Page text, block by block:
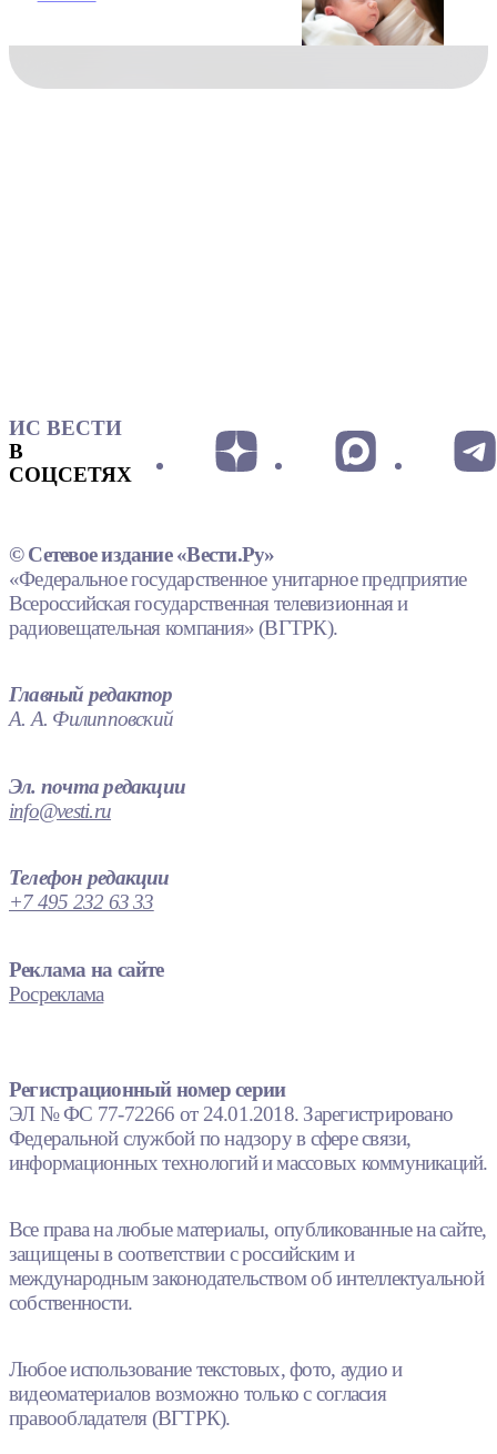
ИС ВЕСТИ
В
СОЦСЕТЯХ
© Сетевое издание «Вести.Ру»
«Федеральное государственное унитарное предприятие
Всероссийская государственная телевизионная и
радиовещательная компания» (ВГТРК).
Главный редактор
А. А. Филипповский
Эл. почта редакции
info@vesti.ru
Телефон редакции
+7 495 232 63 33
Реклама на сайте
Росреклама
Регистрационный номер серии
ЭЛ № ФС 77-72266 от 24.01.2018. Зарегистрировано
Федеральной службой по надзору в сфере связи,
информационных технологий и массовых коммуникаций.
Все права на любые материалы, опубликованные на сайте,
защищены в соответствии с российским и
международным законодательством об интеллектуальной
собственности.
Любое использование текстовых, фото, аудио и
видеоматериалов возможно только с согласия
правообладателя (ВГТРК).